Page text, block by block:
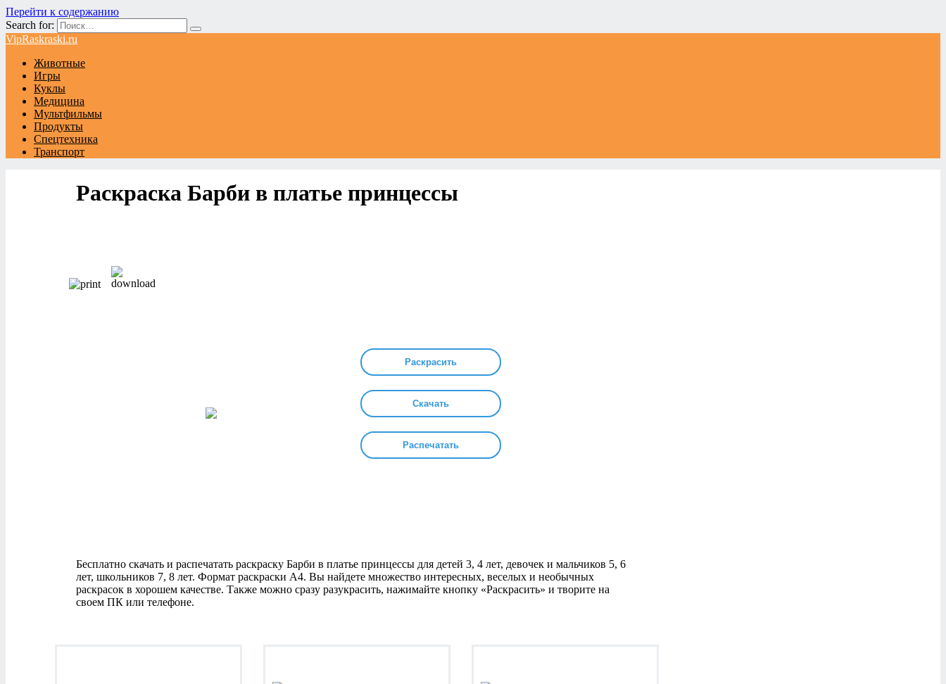
Перейти к содержанию
Search for:
VipRaskraski.ru
Животные
Игры
Куклы
Медицина
Мультфильмы
Продукты
Спецтехника
Транспорт
Раскраска Барби в платье принцессы
Раскрасить
Скачать
Распечатать
Бесплатно скачать и распечатать раскраску Барби в платье принцессы для детей 3, 4 лет, девочек и мальчиков 5, 6
лет, школьников 7, 8 лет. Формат раскраски А4. Вы найдете множество интересных, веселых и необычных
раскрасок в хорошем качестве. Также можно сразу разукрасить, нажимайте кнопку «Раскрасить» и творите на
своем ПК или телефоне.